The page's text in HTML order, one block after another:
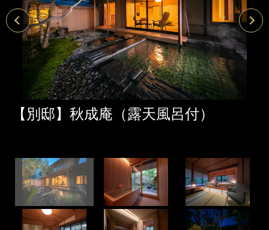
【別邸】秋成庵（露天風呂付）